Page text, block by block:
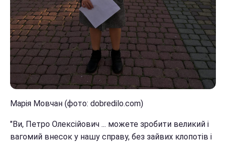
Марія Мовчан (фото: dobredilo.com)
"Ви, Петро Олексійович ... можете зробити великий і
вагомий внесок у нашу справу, без зайвих клопотів і